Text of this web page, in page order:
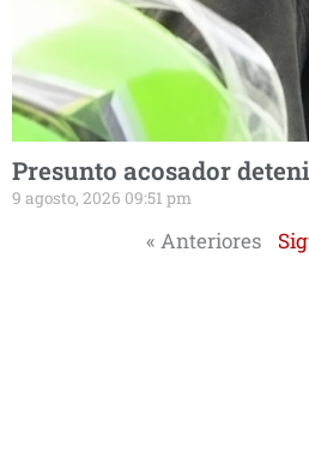
Presunto acosador
9 agosto, 2026 09:51 pm
« Anteriores